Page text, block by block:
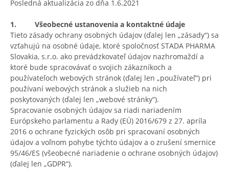
Posledná aktualizácia zo dňa 1.6.2021
1. Všeobecné ustanovenia a kontaktné údaje
Tieto zásady ochrany osobných údajov (ďalej len „zásady“) sa
vzťahujú na osobné údaje, ktoré spoločnosť STADA PHARMA
Slovakia, s.r.o. ako prevádzkovateľ údajov nazhromaždí a
ktoré bude spracovávať o svojich zákazníkoch a
používateľoch webových stránok (ďalej len „používateľ“) pri
používaní webových stránok a služieb na nich
poskytovaných (ďalej len „webové stránky“).
Spracovanie osobných údajov sa riadi nariadením
Európskeho parlamentu a Rady (EÚ) 2016/679 z 27. apríla
2016 o ochrane fyzických osôb pri spracovaní osobných
údajov a voľnom pohybe týchto údajov a o zrušení smernice
95/46/ES (všeobecné nariadenie o ochrane osobných údajov)
(ďalej len „GDPR“).